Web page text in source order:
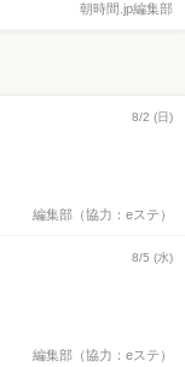
朝時間.jp編集部
8/2 (日)
編集部（協力：eステ）
8/5 (水)
編集部（協力：eステ）